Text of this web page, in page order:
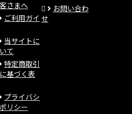
さまへ
ご利用ガイ
当サイトに
て
特定商取引
基づく表
プライバシ
リシー
お問い合わ
せ